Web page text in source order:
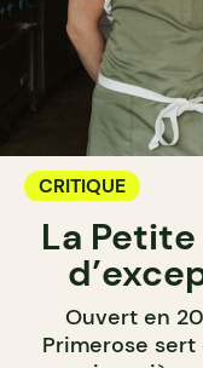
CRITIQUE
La
Ouvert en
Primerose